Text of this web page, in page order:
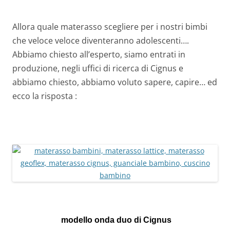
Allora quale materasso scegliere per i nostri bimbi
che veloce veloce diventeranno adolescenti….
Abbiamo chiesto all’esperto, siamo entrati in
produzione, negli uffici di ricerca di Cignus e
abbiamo chiesto, abbiamo voluto sapere, capire… ed
ecco la risposta :
modello onda duo di Cignus